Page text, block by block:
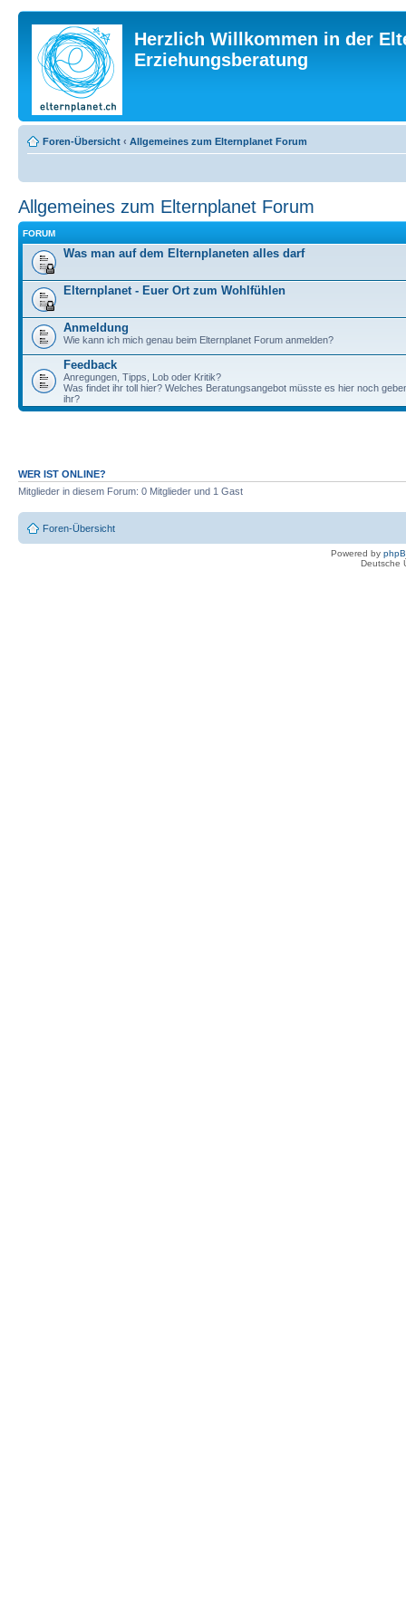
Herzlich Willkommen in der
Erziehungsberatung
Foren-Übersicht ‹ Allgemeines zum Elternplanet Forum
Allgemeines zum Elternplanet Forum
FORUM
Was man auf dem Elternplaneten alles darf
Elternplanet - Euer Ort zum Wohlfühlen
Anmeldung
Wie kann ich mich genau beim Elternplanet Forum anmelden?
Feedback
Anregungen, Tipps, Lob oder Kritik?
Was findet ihr toll hier? Welches Beratungsangebot müsste es hier noch
ihr?
WER IST ONLINE?
Mitglieder in diesem Forum: 0 Mitglieder und 1 Gast
Foren-Übersicht
Powered by
Deutsche